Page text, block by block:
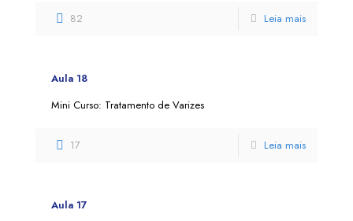
82 Leia mais
Aula 18
Mini Curso: Tratamento de Varizes
17 Leia mais
Aula 17